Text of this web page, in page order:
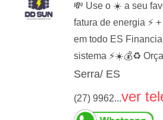
💸 Use o ☀️ a seu
fatura de energia ⚡️
em todo ES
sistema ⚡️☀️💰♻️
Serra/ ES
(27) 9962...ver